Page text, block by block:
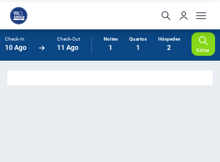
Check-In
10 Ago
Check-Out
11 Ago
Noites
1
Quartos
1
Hóspedes
2 Editar